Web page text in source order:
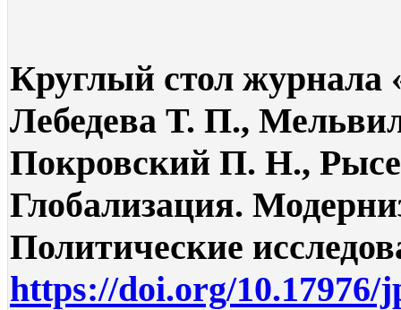
Круглый стол
Лебедева Т. П.,
Покровский П. Н.,
Глобализация.
Политические
https://doi.org/10.17976/